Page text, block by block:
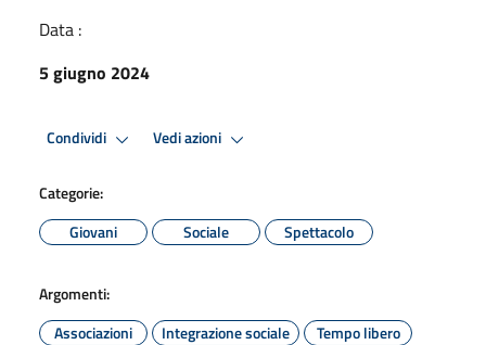
Data :
5 giugno 2024
Condividi Vedi azioni
Categorie:
Giovani
Sociale Spettacolo
Argomenti:
Associazioni
Integrazione sociale Tempo libero